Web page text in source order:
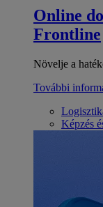
Online
Frontline
Növelje a
További
Képzés